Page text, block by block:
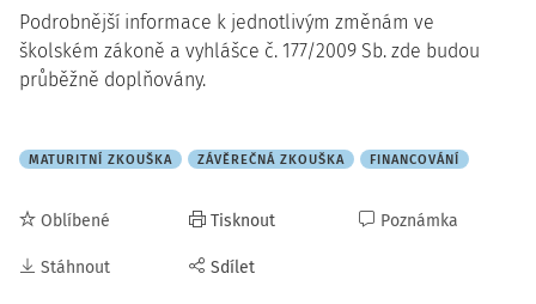
Podrobnější informace k jednotlivým změnám ve
školském zákoně a vyhlášce č. 177/2009 Sb. zde budou
průběžně doplňovány.
MATURITNÍ ZKOUŠKA ZÁVĚREČNÁ ZKOUŠKA FINANCOVÁNÍ
Oblíbené
Stáhnout
Tisknout
Sdílet
Poznámka